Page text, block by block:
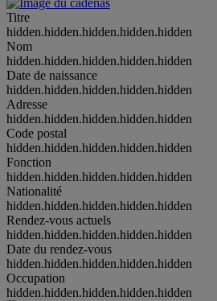
Titre
hidden.hidden.hidden.hidden.hidden
Nom
hidden.hidden.hidden.hidden.hidden
Date de naissance
hidden.hidden.hidden.hidden.hidden
Adresse
hidden.hidden.hidden.hidden.hidden
Code postal
hidden.hidden.hidden.hidden.hidden
Fonction
hidden.hidden.hidden.hidden.hidden
Nationalité
hidden.hidden.hidden.hidden.hidden
Rendez-vous actuels
hidden.hidden.hidden.hidden.hidden
Date du rendez-vous
hidden.hidden.hidden.hidden.hidden
Occupation
hidden.hidden.hidden.hidden.hidden